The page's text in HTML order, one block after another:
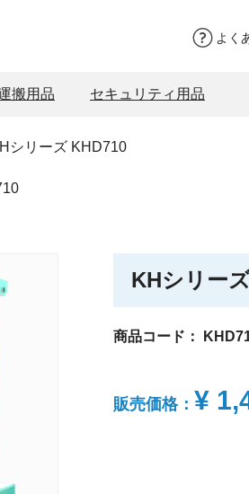
よく
搬用品 セキュリティ用品
シリーズ KHD710
KHシリー
商品コード：
販売価格： ¥